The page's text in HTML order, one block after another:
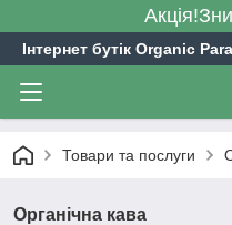
Інтернет бутік Organic
Товари та послуги
Органічна кава